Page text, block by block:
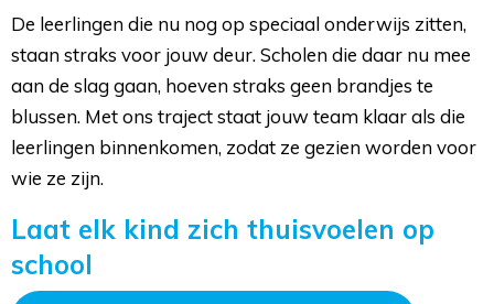
De leerlingen die nu nog op speciaal onderwijs zitten,
staan straks voor jouw deur. Scholen die daar nu mee
aan de slag gaan, hoeven straks geen brandjes te
blussen. Met ons traject staat jouw team klaar als die
leerlingen binnenkomen, zodat ze gezien worden voor
wie ze zijn.
Laat elk kind zich thuisvoelen op
school